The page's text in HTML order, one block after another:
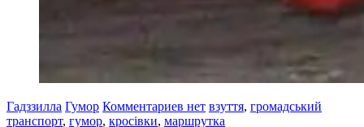
Гадззилла Гумор Комментариев нет взуття, громадський
транспорт, гумор, кросівки, маршрутка